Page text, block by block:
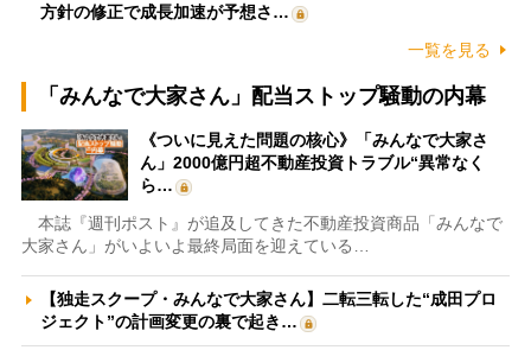
方針の修正で成長加速が予想さ…
一覧を見る
「みんなで大家さん」配当ストップ騒動の内幕
《ついに見えた問題の核心》「みんなで大家さ
ん」2000億円超不動産投資トラブル“異常なく
ら…
本誌『週刊ポスト』が追及してきた不動産投資商品「みんなで
大家さん」がいよいよ最終局面を迎えている…
【独走スクープ・みんなで大家さん】二転三転した“成田プロ
ジェクト”の計画変更の裏で起き…